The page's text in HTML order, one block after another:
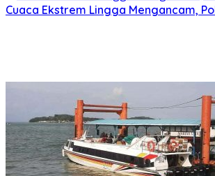
Cuaca Ekstrem Lingga Mengancam,